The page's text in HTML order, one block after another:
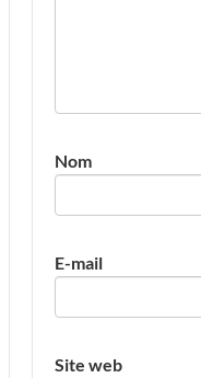
Nom
E-mail
Site web